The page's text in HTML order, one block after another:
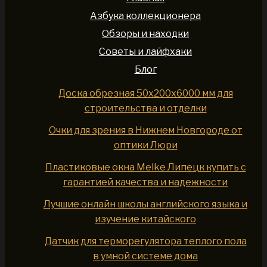
Азбука коллекционера
Обзоры и находки
Советы и лайфхаки
Блог
Доска обрезная 50x200x6000 мм для
строительства и отделки
Очки для зрения в Нижнем Новгороде от
оптики Люри
Пластиковые окна Melke Липецк купить с
гарантией качества и надежности
Лучшие онлайн школы английского языка и
изучение китайского
Датчик для терморегулятора теплого пола
в умной системе дома